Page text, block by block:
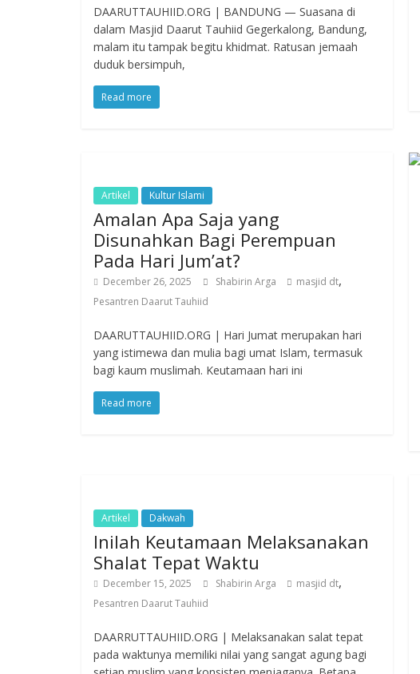
DAARUTTAUHIID.ORG | BANDUNG — Suasana di
dalam Masjid Daarut Tauhiid Gegerkalong, Bandung,
malam itu tampak begitu khidmat. Ratusan jemaah
duduk bersimpuh,
Read more
Artikel Kultur Islami
Amalan Apa Saja yang
Disunahkan Bagi Perempuan
Pada Hari Jum’at?
December 26, 2025 Shabirin Arga masjid dt,
Pesantren Daarut Tauhiid
DAARUTTAUHIID.ORG | Hari Jumat merupakan hari
yang istimewa dan mulia bagi umat Islam, termasuk
bagi kaum muslimah. Keutamaan hari ini
Read more
Artikel Dakwah
Inilah Keutamaan Melaksanakan
Shalat Tepat Waktu
December 15, 2025 Shabirin Arga masjid dt,
Pesantren Daarut Tauhiid
DAARRUTTAUHIID.ORG | Melaksanakan salat tepat
pada waktunya memiliki nilai yang sangat agung bagi